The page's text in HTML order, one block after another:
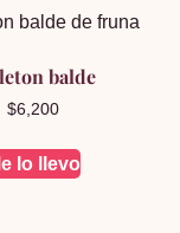
balde
$6,200
lo llevo